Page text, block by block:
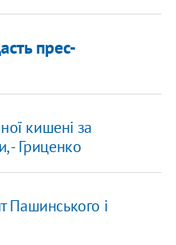
прес-
кишені за
- Гриценко
Пашинського і